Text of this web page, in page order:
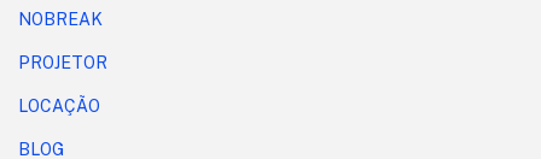
NOBREAK
PROJETOR
LOCAÇÃO
BLOG